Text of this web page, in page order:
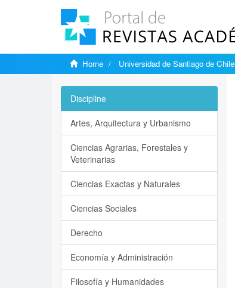
Home Universidad de Santiago de Chile
Discipline
Artes, Arquitectura y Urbanismo
Ciencias Agrarias, Forestales y
Veterinarias
Ciencias Exactas y Naturales
Ciencias Sociales
Derecho
Economía y Administración
Filosofía y Humanidades